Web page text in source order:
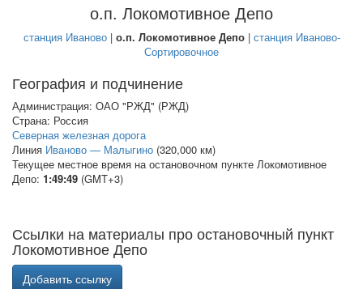
о.п. Локомотивное Депо
станция Иваново| о.п. Локомотивное Депо| станция Иваново-
Сортировочное
География и подчинение
Администрация: ОАО "РЖД" (РЖД)
Страна: Россия
Северная железная дорога
Линия Иваново — Малыгино (320,000 км)
Текущее местное время на остановочном пункте Локомотивное
Депо: 1:49:49 (GMT+3)
Ссылки на материалы про остановочный пункт
Локомотивное Депо
Добавить ссылку